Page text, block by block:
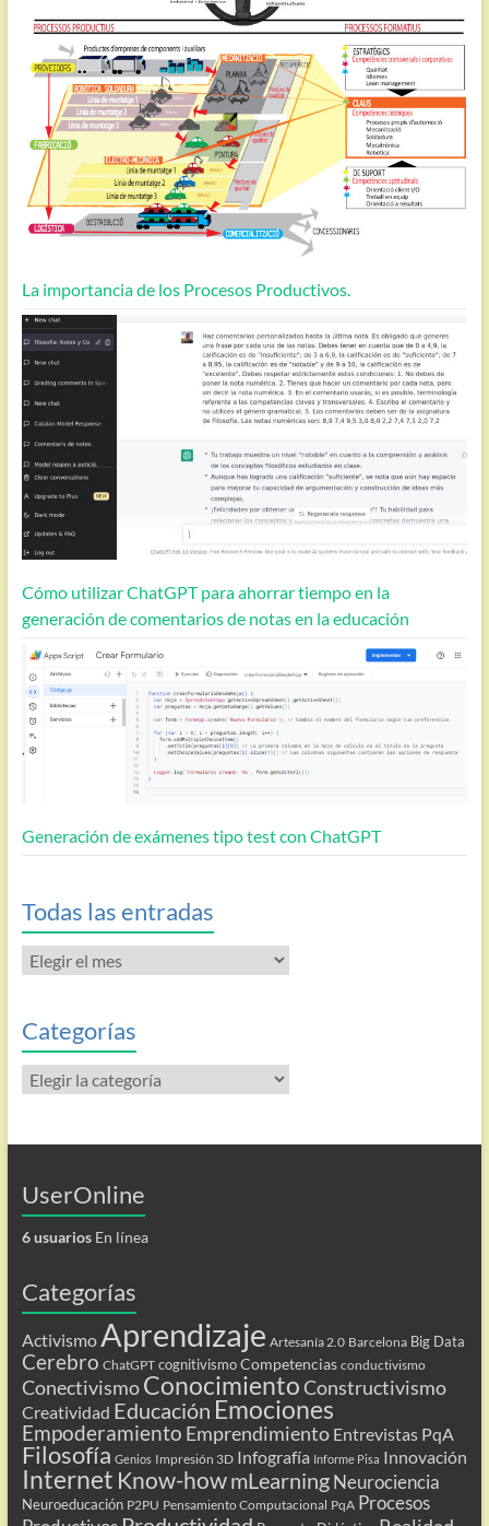
La importancia de los Procesos Productivos.
Cómo utilizar ChatGPT para ahorrar tiempo en la
generación de comentarios de notas en la educación
Generación de exámenes tipo test con ChatGPT
Todas las entradas
Todas
las
Categorías
Categorías
UserOnline
6 usuariosEn línea
Categorías
Activismo Aprendizaje Artesanía 2.0 Barcelona Big Data
Cerebro ChatGPT cognitivismo Competencias conductivismo
ConectivismoConocimientoConstructivismo
Creatividad Educación Emociones
Empoderamiento Emprendimiento Entrevistas PqA
Filosofía Genios Impresión 3D Infografía Informe Pisa Innovación
Internet Know-howmLearning Neurociencia
Neuroeducación P2PU Pensamiento Computacional PqA Procesos